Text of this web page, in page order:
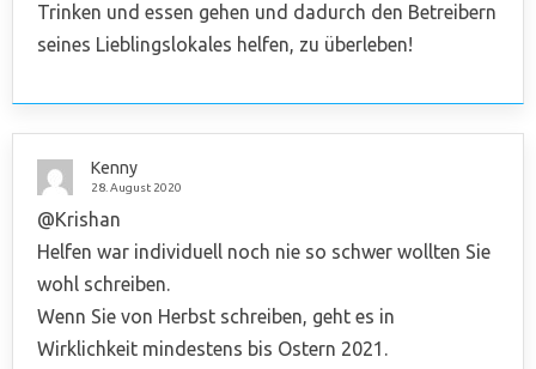
Trinken und essen gehen und dadurch den Betreibern
seines Lieblingslokales helfen, zu überleben!
Kenny
28. August 2020
@Krishan
Helfen war individuell noch nie so schwer wollten Sie
wohl schreiben.
Wenn Sie von Herbst schreiben, geht es in
Wirklichkeit mindestens bis Ostern 2021.